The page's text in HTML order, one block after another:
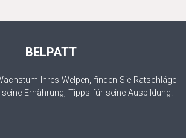
BELPATT
Ihres Welpen, finden Sie Ratschläge
Ernährung, Tipps für seine Ausbildung.